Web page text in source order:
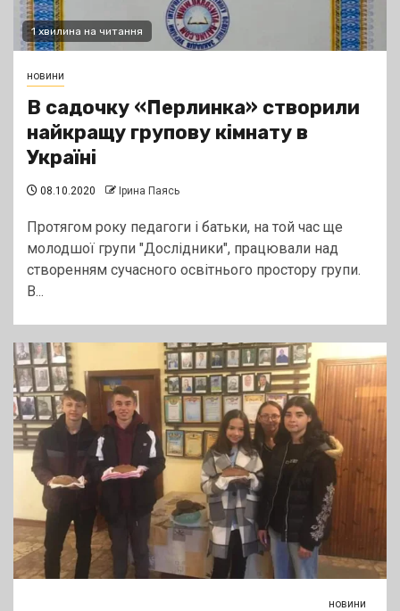
1 хвилина на читання
новини
В садочку «Перлинка» створили
найкращу групову кімнату в
Україні
08.10.2020 Ірина Паясь
Протягом року педагоги і батьки, на той час ще
молодшої групи "Дослідники", працювали над
створенням сучасного освітнього простору групи.
В...
новини